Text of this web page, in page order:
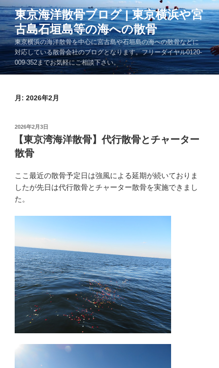
コ
ン
テ
ン
へ
ス
東京海洋散骨ブログ | 東京横浜や宮
古島石垣島等の海への散骨
東京横浜の海洋散骨を中心に宮古島や石垣島の海への散骨などに
対応している散骨会社のブログとなります。フリーダイヤル0120-
009-352までお気軽にご相談下さい。
月: 2026年2月
投
日:
2026年2月3日
【東京湾海洋散骨】代行散骨とチャーター
散骨
ここ最近の散骨予定日は強風による延期が続いておりま
したが先日は代行散骨とチャーター散骨を実施できまし
た。